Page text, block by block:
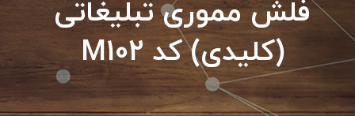
فلش مموری تبلیغاتی
(کلیدی) کد M102